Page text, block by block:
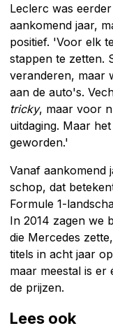
Leclerc was
aankomend jaar,
positief. 'Voor elk
stappen te zetten.
veranderen, maar
aan de auto's.
tricky, maar voor
uitdaging. Maar
geworden.'
Vanaf aankomend
schop, dat
Formule 1-
In 2014 zagen we
die Mercedes
titels in acht jaar
maar meestal is er
de prijzen.
Lees ook